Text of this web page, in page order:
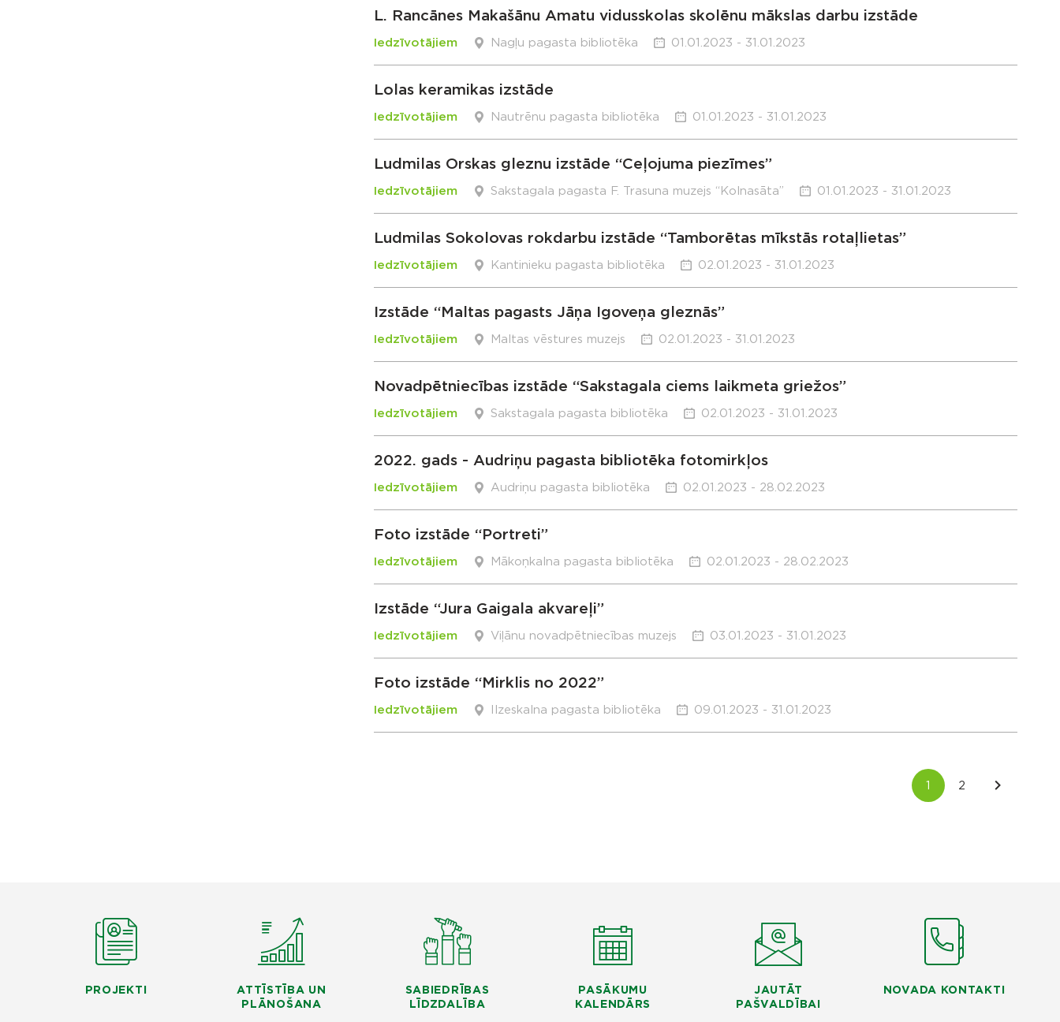
L. Rancānes Makašānu Amatu vidusskolas skolēnu mākslas darbu izstāde
Iedzīvotājiem Nagļu pagasta bibliotēka 01.01.2023 - 31.01.2023
Lolas keramikas izstāde
Iedzīvotājiem Nautrēnu pagasta bibliotēka 01.01.2023 - 31.01.2023
Ludmilas Orskas gleznu izstāde “Ceļojuma piezīmes”
Iedzīvotājiem Sakstagala pagasta F. Trasuna muzejs “Kolnasāta” 01.01.2023 - 31.01.2023
Ludmilas Sokolovas rokdarbu izstāde “Tamborētas mīkstās rotaļlietas”
Iedzīvotājiem Kantinieku pagasta bibliotēka 02.01.2023 - 31.01.2023
Izstāde “Maltas pagasts Jāņa Igoveņa gleznās”
Iedzīvotājiem Maltas vēstures muzejs 02.01.2023 - 31.01.2023
Novadpētniecības izstāde “Sakstagala ciems laikmeta griežos”
Iedzīvotājiem Sakstagala pagasta bibliotēka 02.01.2023 - 31.01.2023
2022. gads - Audriņu pagasta bibliotēka fotomirkļos
Iedzīvotājiem Audriņu pagasta bibliotēka 02.01.2023 - 28.02.2023
Foto izstāde “Portreti”
Iedzīvotājiem Mākoņkalna pagasta bibliotēka 02.01.2023 - 28.02.2023
Izstāde “Jura Gaigala akvareļi”
Iedzīvotājiem Viļānu novadpētniecības muzejs 03.01.2023 - 31.01.2023
Foto izstāde “Mirklis no 2022”
Iedzīvotājiem Ilzeskalna pagasta bibliotēka 09.01.2023 - 31.01.2023
PROJEKTI
ATTĪSTĪBA UN
PLĀNOŠANA
SABIEDRĪBAS
LĪDZDALĪBA
PASĀKUMU
KALENDĀRS
JAUTĀT
PAŠVALDĪBAI
NOVADA KONTAKTI